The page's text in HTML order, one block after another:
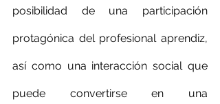
posibilidad de una participación
protagónica del profesional aprendiz,
así como una interacción social que
puede convertirse en una